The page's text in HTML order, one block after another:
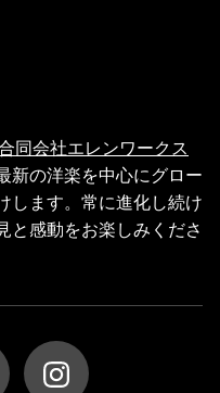
同会社エレンワークス
新の洋楽を中心にグロー
します。常に進化し続け
と感動をお楽しみくださ